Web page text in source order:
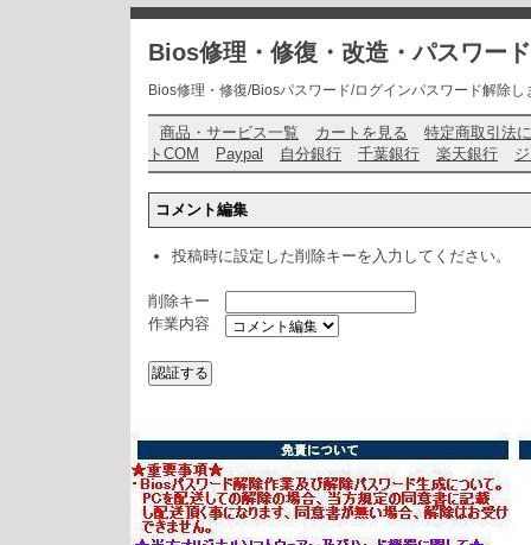
Bios修理・修復・改造・パスワー
Bios修理・修復/Biosパスワード/ログインパスワード解除
商品・サービス一覧 カートを見る
特定商取引法
トCOM
Paypal 自分銀行 千葉銀行 楽天銀行
コメント編集
投稿時に設定した削除キーを入力してください。
削除キー
作業内容